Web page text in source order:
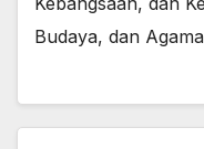
Budaya, dan